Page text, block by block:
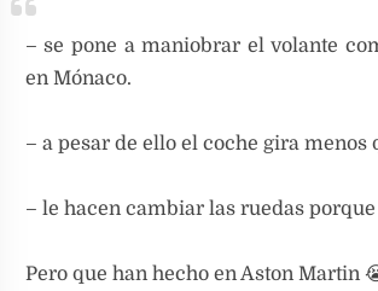
– se pone a maniobrar el volante
en Mónaco.
– a pesar de ello el coche gira
– le hacen cambiar las ruedas
Pero que han hecho en Aston Martin